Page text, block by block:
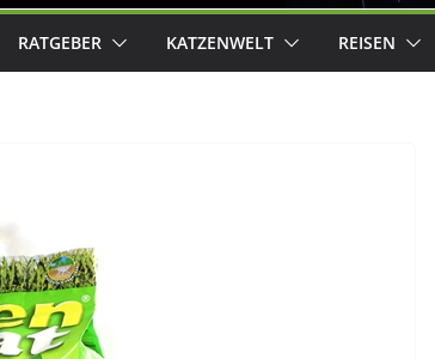
RATGEBER KATZENWELT REISEN